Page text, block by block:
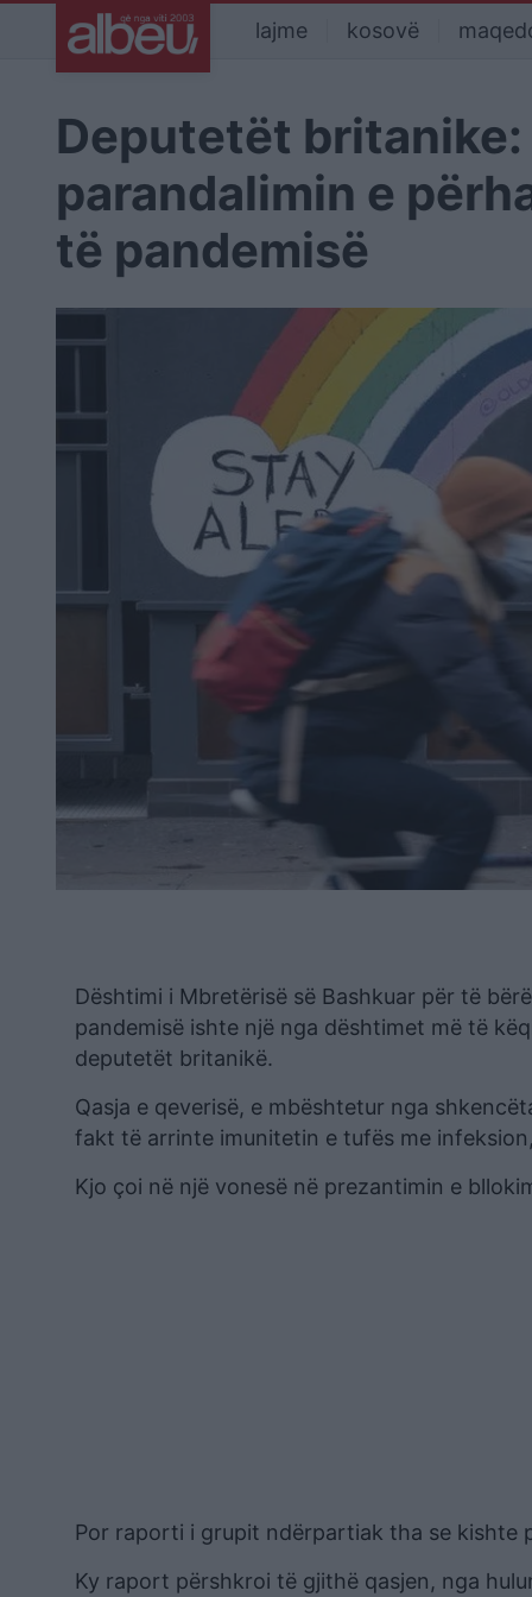
lajme kosovë
Deputetët britanike:
parandalimin e
të pandemisë
Dështimi i Mbretërisë së Bashkuar për të
pandemisë ishte një nga dështimet më të
deputetët britanikë.
Qasja e qeverisë, e mbështetur nga
fakt të arrinte imunitetin e tufës me
Kjo çoi në një vonesë në prezantimin e
Por raporti i grupit ndërpartiak tha se kishte
Ky raport përshkroi të gjithë qasjen, nga